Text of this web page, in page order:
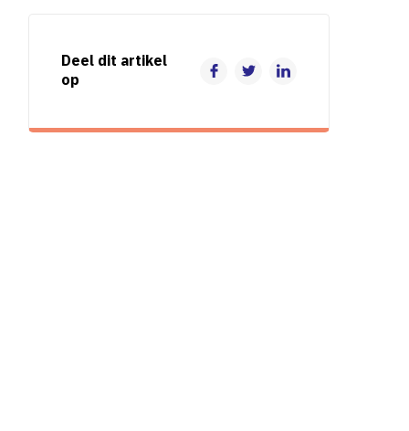
Deel dit artikel
op